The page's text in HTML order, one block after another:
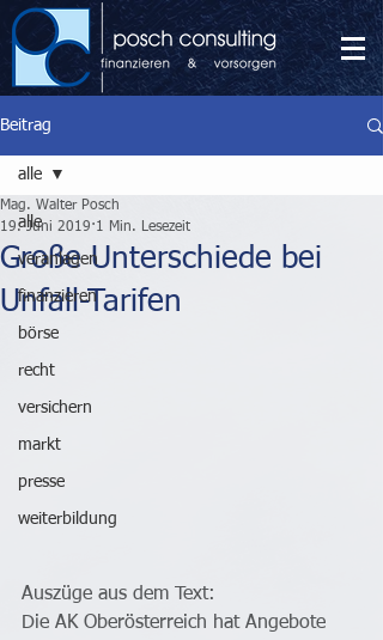
Beitrag
alle
veranlagen
finanzieren
börse
recht
versichern
markt
presse
weiterbildung
alle
Große Unterschiede bei
Unfall-Tarifen
Mag. Walter Posch
19. Juni 2019 1 Min. Lesezeit
Auszüge aus dem Text:
Die AK Oberösterreich hat Angebote